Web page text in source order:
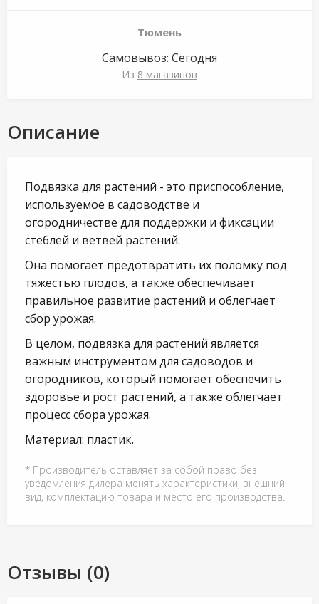
Тюмень
Самовывоз: Сегодня
Из 8 магазинов
Описание
Подвязка для растений - это приспособление,
используемое в садоводстве и
огородничестве для поддержки и фиксации
стеблей и ветвей растений.
Она помогает предотвратить их поломку под
тяжестью плодов, а также обеспечивает
правильное развитие растений и облегчает
сбор урожая.
В целом, подвязка для растений является
важным инструментом для садоводов и
огородников, который помогает обеспечить
здоровье и рост растений, а также облегчает
процесс сбора урожая.
Материал: пластик.
* Производитель оставляет за собой право без
уведомления дилера менять характеристики, внешний
вид, комплектацию товара и место его производства.
Отзывы (0)